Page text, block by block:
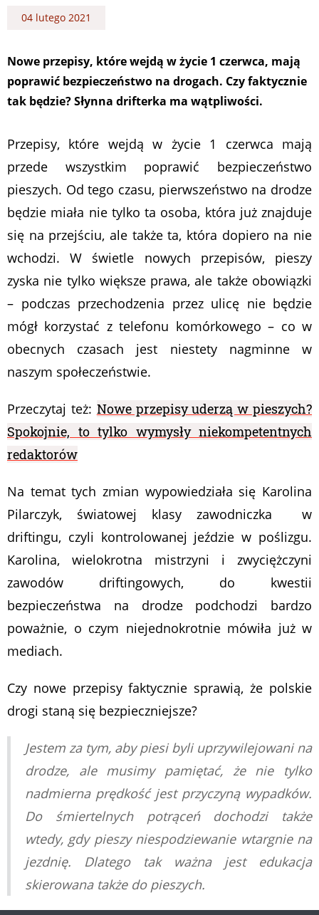
04 lutego 2021
Nowe przepisy, które wejdą w życie 1 czerwca, mają
poprawić bezpieczeństwo na drogach. Czy faktycznie
tak będzie? Słynna drifterka ma wątpliwości.
Przepisy, które wejdą w życie 1 czerwca mają
przede wszystkim poprawić bezpieczeństwo
pieszych. Od tego czasu, pierwszeństwo na drodze
będzie miała nie tylko ta osoba, która już znajduje
się na przejściu, ale także ta, która dopiero na nie
wchodzi. W świetle nowych przepisów, pieszy
zyska nie tylko większe prawa, ale także obowiązki
– podczas przechodzenia przez ulicę nie będzie
mógł korzystać z telefonu komórkowego – co w
obecnych czasach jest niestety nagminne w
naszym społeczeństwie.
Przeczytaj też: Nowe przepisy uderzą w pieszych?
Spokojnie, to tylko wymysły niekompetentnych
redaktorów
Na temat tych zmian wypowiedziała się Karolina
Pilarczyk, światowej klasy zawodniczka w
driftingu, czyli kontrolowanej jeździe w poślizgu.
Karolina, wielokrotna mistrzyni i zwyciężczyni
zawodów driftingowych, do kwestii
bezpieczeństwa na drodze podchodzi bardzo
poważnie, o czym niejednokrotnie mówiła już w
mediach.
Czy nowe przepisy faktycznie sprawią, że polskie
drogi staną się bezpieczniejsze?
Jestem za tym, aby piesi byli uprzywilejowani na
drodze, ale musimy pamiętać, że nie tylko
nadmierna prędkość jest przyczyną wypadków.
Do śmiertelnych potrąceń dochodzi także
wtedy, gdy pieszy niespodziewanie wtargnie na
jezdnię. Dlatego tak ważna jest edukacja
skierowana także do pieszych.